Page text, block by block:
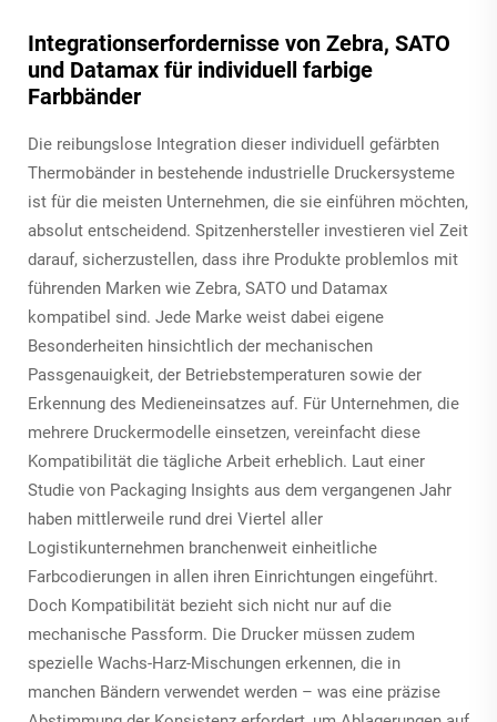
Integrationserfordernisse von Zebra, SATO
und Datamax für individuell farbige
Farbbänder
Die reibungslose Integration dieser individuell gefärbten
Thermobänder in bestehende industrielle Druckersysteme
ist für die meisten Unternehmen, die sie einführen möchten,
absolut entscheidend. Spitzenhersteller investieren viel Zeit
darauf, sicherzustellen, dass ihre Produkte problemlos mit
führenden Marken wie Zebra, SATO und Datamax
kompatibel sind. Jede Marke weist dabei eigene
Besonderheiten hinsichtlich der mechanischen
Passgenauigkeit, der Betriebstemperaturen sowie der
Erkennung des Medieneinsatzes auf. Für Unternehmen, die
mehrere Druckermodelle einsetzen, vereinfacht diese
Kompatibilität die tägliche Arbeit erheblich. Laut einer
Studie von Packaging Insights aus dem vergangenen Jahr
haben mittlerweile rund drei Viertel aller
Logistikunternehmen branchenweit einheitliche
Farbcodierungen in allen ihren Einrichtungen eingeführt.
Doch Kompatibilität bezieht sich nicht nur auf die
mechanische Passform. Die Drucker müssen zudem
spezielle Wachs-Harz-Mischungen erkennen, die in
manchen Bändern verwendet werden – was eine präzise